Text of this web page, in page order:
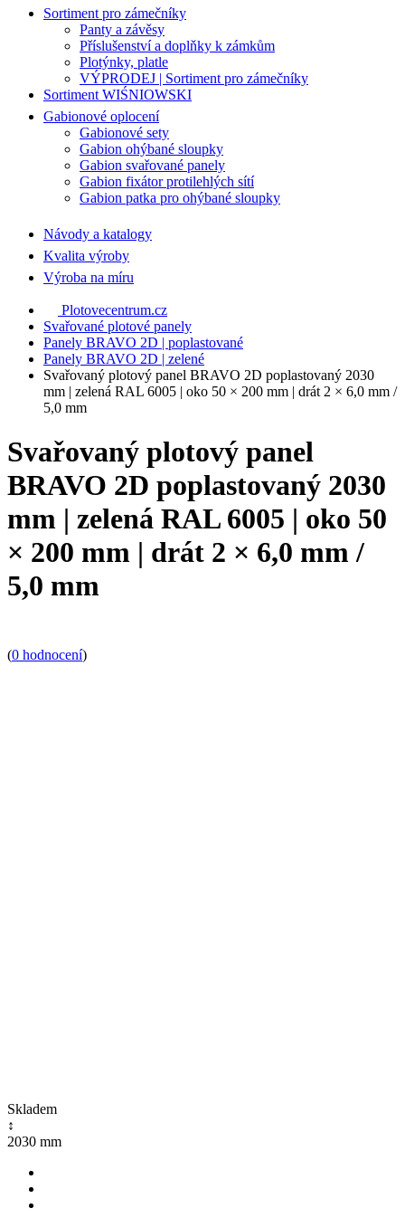
Sortiment pro zámečníky
Panty a závěsy
Příslušenství a doplňky k zámkům
Plotýnky, platle
VÝPRODEJ | Sortiment pro zámečníky
Sortiment WIŚNIOWSKI
Gabionové oplocení
Gabionové sety
Gabion ohýbané sloupky
Gabion svařované panely
Gabion fixátor protilehlých sítí
Gabion patka pro ohýbané sloupky
Návody a katalogy
Kvalita výroby
Výroba na míru
Plotovecentrum.cz
Svařované plotové panely
Panely BRAVO 2D | poplastované
Panely BRAVO 2D | zelené
Svařovaný plotový panel BRAVO 2D poplastovaný 2030
mm | zelená RAL 6005 | oko 50 × 200 mm | drát 2 × 6,0 mm /
5,0 mm
Svařovaný plotový panel
BRAVO 2D poplastovaný 2030
mm | zelená RAL 6005 | oko 50
× 200 mm | drát 2 × 6,0 mm /
5,0 mm
(0 hodnocení)
Skladem
↕
2030 mm